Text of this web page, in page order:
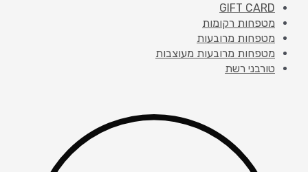
GIFT CARD
מטפחות רקומות
מטפחות מרובעות
מטפחות מרובעות מעוצבות
טורבני רשת